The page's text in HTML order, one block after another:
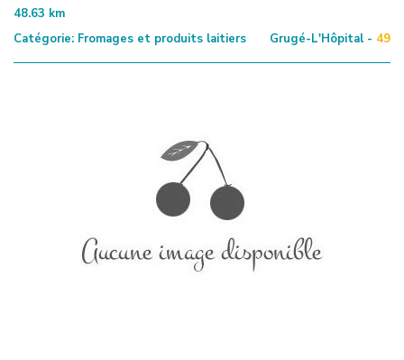
48.63 km
Catégorie: Fromages et produits laitiers Grugé-L'Hôpital - 49